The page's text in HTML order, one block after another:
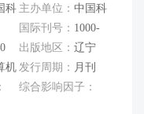
科 主办单位： 中国科
学院沈阳计算技术
研究所
国际刊号： 1000-
1220
出版地区： 辽宁
机 发行周期： 月刊
综合影响因子：